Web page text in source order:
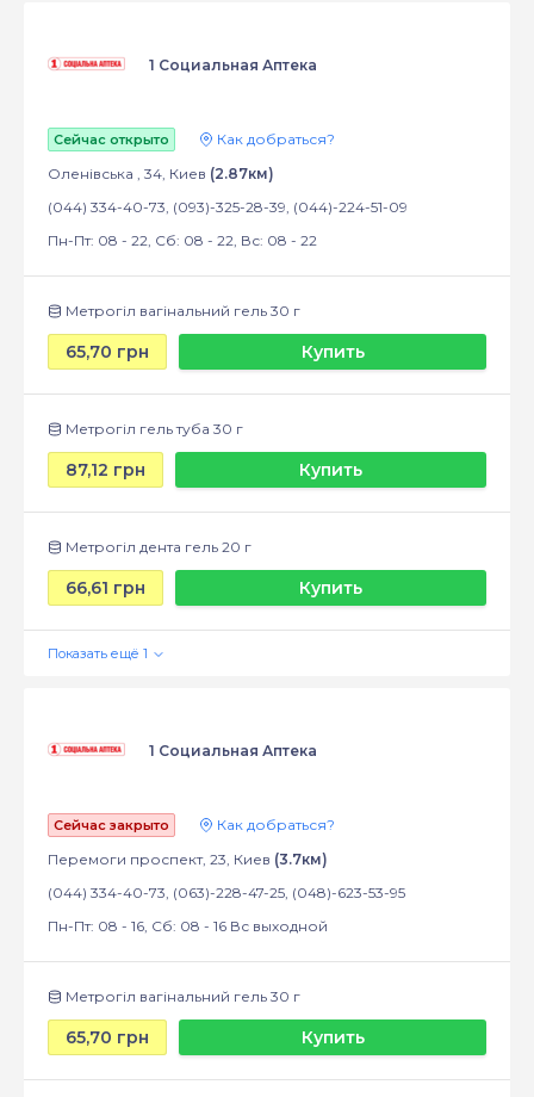
1 Социальная Аптека
Сейчас открыто
Как добраться?
Оленівська , 34, Киев (2.87км)
(044) 334-40-73, (093)-325-28-39, (044)-224-51-09
Пн-Пт: 08 - 22, Сб: 08 - 22, Вс: 08 - 22
Метрогіл вагінальний гель 30 г
65,70 грн Купить
Метрогіл гель туба 30 г
87,12 грн Купить
Метрогіл дента гель 20 г
66,61 грн Купить
1 Социальная Аптека
Сейчас закрыто
Как добраться?
Перемоги проспект, 23, Киев (3.7км)
(044) 334-40-73, (063)-228-47-25, (048)-623-53-95
Пн-Пт: 08 - 16, Сб: 08 - 16 Вс выходной
Метрогіл вагінальний гель 30 г
65,70 грн Купить